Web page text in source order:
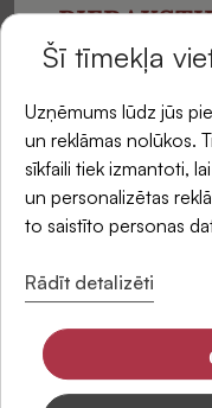
E-pasts
Piekrītu
Šī tīmekļa
Uzņēmums lūdz jūs
un reklāmas nolūkos.
sīkfaili tiek izmantoti,
un personalizētas
to saistīto personas
Rādīt detalizēti